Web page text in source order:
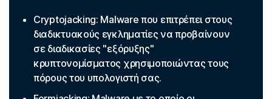
Cryptojacking: Malware που επιτρέπει στους
διαδικτυακούς εγκληματίες να προβαίνουν
σε διαδικασίες "εξόρυξης"
κρυπτονομίσματος χρησιμοποιώντας τους
πόρους του υπολογιστή σας.